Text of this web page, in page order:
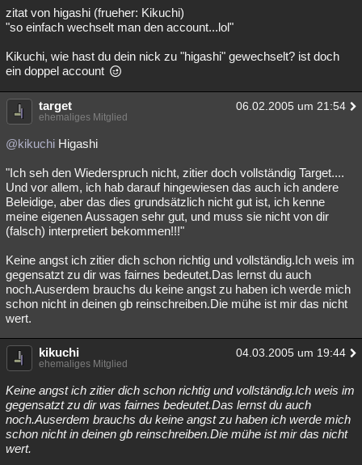
Astronomie Helpdesk Gruppen Gaming
Musik Clash Verbesserungen Allmystery English
Übersichten
Besucht Geschlossen
Lesenswert Schlüsselwörter
zitat von higashi (frueher: Kikuchi)
"so einfach wechselt man den account...lol"
Kikuchi, wie hast du dein nick zu "higashi" gewechselt? ist doch
ein doppel account
target 06.02.2005 um 21:54
ehemaliges Mitglied
@kikuchi Higashi
"Ich seh den Wiederspruch nicht, zitier doch vollständig Target....
Und vor allem, ich hab darauf hingewiesen das auch ich andere
Beleidige, aber das dies grundsätzlich nicht gut ist, ich kenne
meine eigenen Aussagen sehr gut, und muss sie nicht von dir
(falsch) interpretiert bekommen!!!"
Keine angst ich zitier dich schon richtig und vollständig.Ich weis im
gegensatzt zu dir was fairnes bedeutet.Das lernst du auch
noch.Auserdem brauchs du keine angst zu haben ich werde mich
schon nicht in deinen gb reinschreiben.Die mühe ist mir das nicht
wert.
kikuchi 04.03.2005 um 19:44
ehemaliges Mitglied
Keine angst ich zitier dich schon richtig und vollständig.Ich weis im
gegensatzt zu dir was fairnes bedeutet.Das lernst du auch
noch.Auserdem brauchs du keine angst zu haben ich werde mich
schon nicht in deinen gb reinschreiben.Die mühe ist mir das nicht
wert.